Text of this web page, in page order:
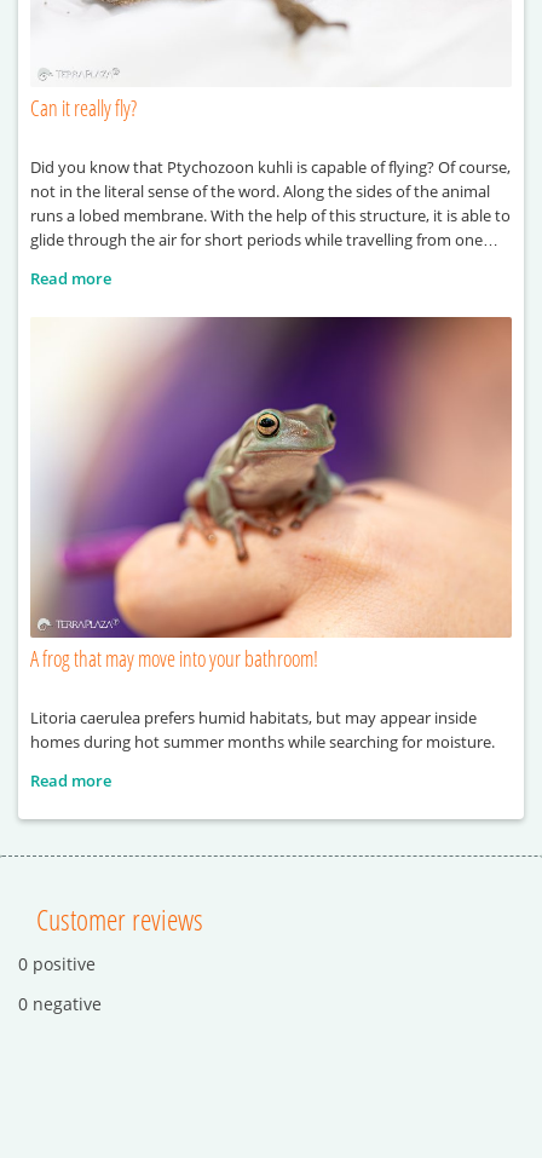
Can it really fly?
Did you know that Ptychozoon kuhli is capable of flying? Of course,
not in the literal sense of the word. Along the sides of the animal
runs a lobed membrane. With the help of this structure, it is able to
glide through the air for short periods while travelling from one
Read more
A frog that may move into your bathroom!
Litoria caerulea prefers humid habitats, but may appear inside
homes during hot summer months while searching for moisture.
Read more
Customer reviews
0 positive
0 negative